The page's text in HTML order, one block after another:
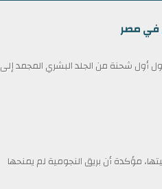
في مصر
شحنة من الجلد البشري المجمد إلى
مؤكدة أن بريق النجومية لم يمنحها